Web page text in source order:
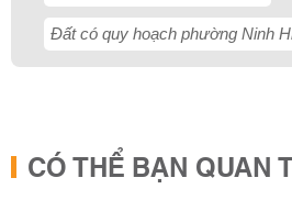
Đất có quy hoạch phường Ninh
CÓ THỂ BẠN QUAN